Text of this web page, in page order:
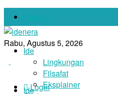
Rabu, Agustus 5, 2026
Login
Ide
Lingkungan
Filsafat
Eksplainer
Ide